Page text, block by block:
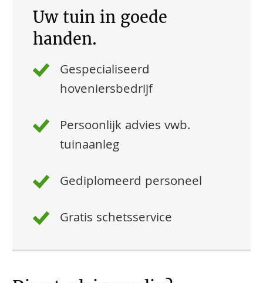
Uw tuin in goede
handen.
Gespecialiseerd
hoveniersbedrijf
Persoonlijk advies vwb.
tuinaanleg
Gediplomeerd personeel
Gratis schetsservice